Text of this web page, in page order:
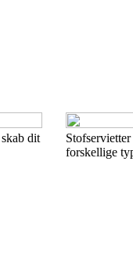
dit
forskellige